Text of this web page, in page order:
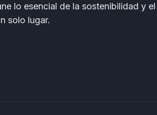
lo esencial de la sostenibilidad y
solo lugar.